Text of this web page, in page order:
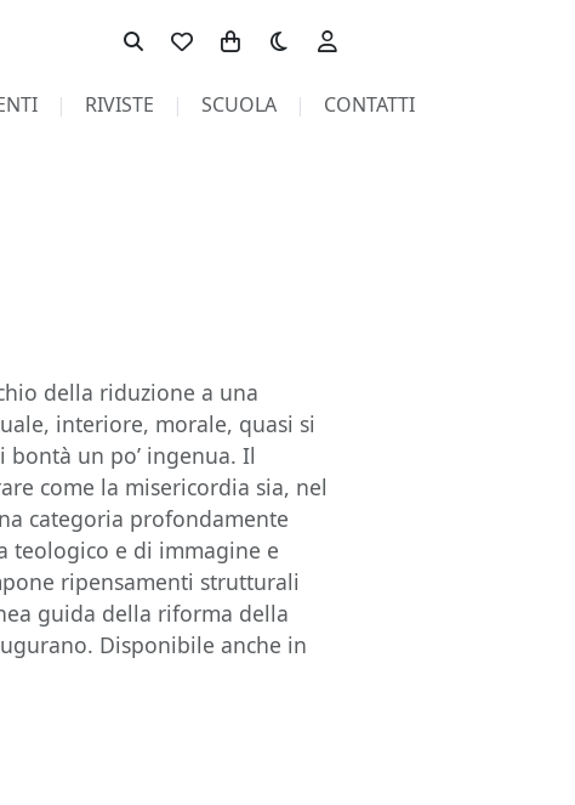
Toggle theme
RIVISTE SCUOLA CONTATTI
della riduzione a una
interiore, morale, quasi si
un po’ ingenua. Il
come la misericordia sia, nel
categoria profondamente
teologico e di immagine e
ripensamenti strutturali
guida della riforma della
Disponibile anche in